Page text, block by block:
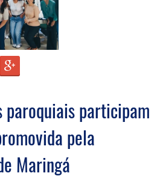
paroquiais participam
pela
Maringá